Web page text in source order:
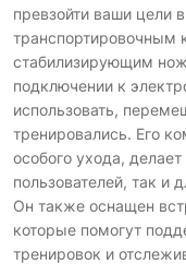
превзойти ваши цели
транспортировочным
стабилизирующим
подключении к
использовать,
тренировались. Его
особого ухода,
пользователей, так и
Он также оснащен
которые помогут
тренировок и